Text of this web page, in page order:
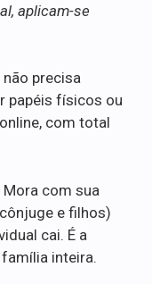
aplicam-se
precisa
papéis físicos ou
com total
Mora com sua
e filhos)
cai. É a
inteira.